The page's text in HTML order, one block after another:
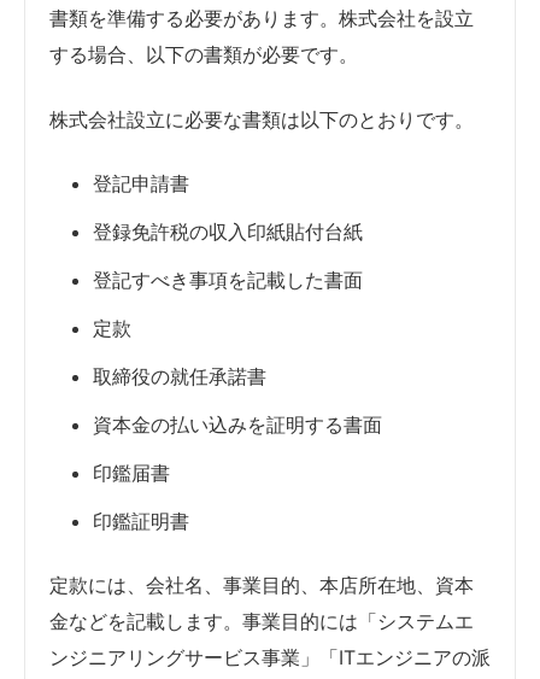
書類を準備する必要があります。株式会社を設立
する場合、以下の書類が必要です。
株式会社設立に必要な書類は以下のとおりです。
登記申請書
登録免許税の収入印紙貼付台紙
登記すべき事項を記載した書面
定款
取締役の就任承諾書
資本金の払い込みを証明する書面
印鑑届書
印鑑証明書
定款には、会社名、事業目的、本店所在地、資本
金などを記載します。事業目的には「システムエ
ンジニアリングサービス事業」「ITエンジニアの派